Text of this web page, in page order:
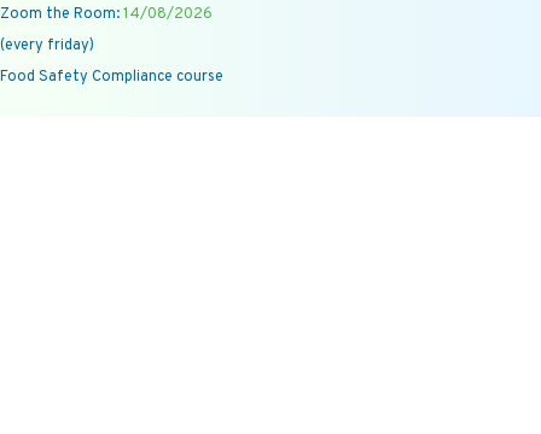
Zoom the Room:14/08/2026
(every friday)
Food Safety Compliance course